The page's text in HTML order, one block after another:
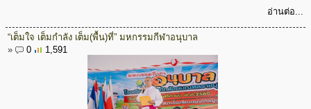
อ่านต่อ...
“เต็มใจ เต็มกำลัง เต็ม(พื้น)ที่” มหกรรมกีฬาอนุบาล
»
0 1,591